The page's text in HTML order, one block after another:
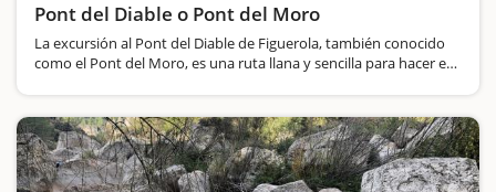
Pont del Diable o Pont del Moro
La excursión al Pont del Diable de Figuerola, también conocido
como el Pont del Moro, es una ruta llana y sencilla para hacer en